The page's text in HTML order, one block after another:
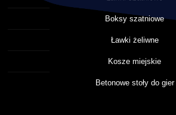
Boksy szatniowe
Ławki żeliwne
Kosze miejskie
Betonowe stoły do gier